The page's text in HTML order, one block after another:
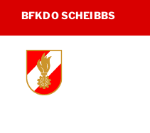
Inhalt
springen
BFKDO SCHEIBBS